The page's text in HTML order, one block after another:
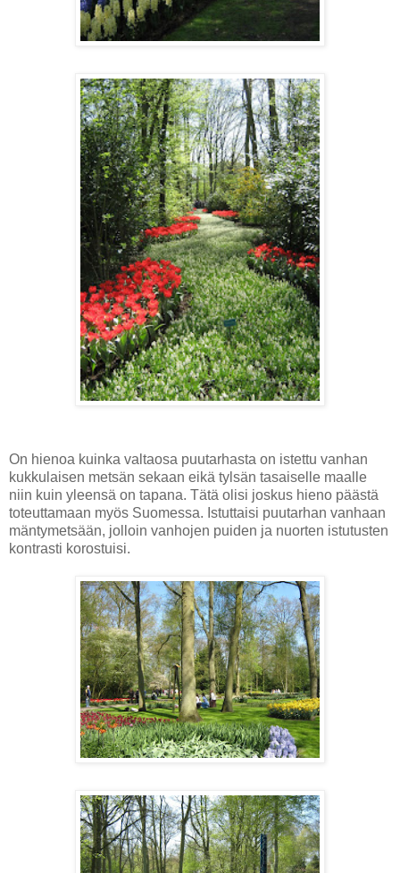
On hienoa kuinka valtaosa puutarhasta on istettu vanhan
kukkulaisen metsän sekaan eikä tylsän tasaiselle maalle
niin kuin yleensä on tapana. Tätä olisi joskus hieno päästä
toteuttamaan myös Suomessa. Istuttaisi puutarhan vanhaan
mäntymetsään, jolloin vanhojen puiden ja nuorten istutusten
kontrasti korostuisi.